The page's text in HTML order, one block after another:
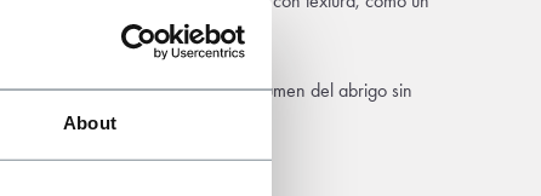
About
el tobillo y equilibran el volumen del abrigo sin